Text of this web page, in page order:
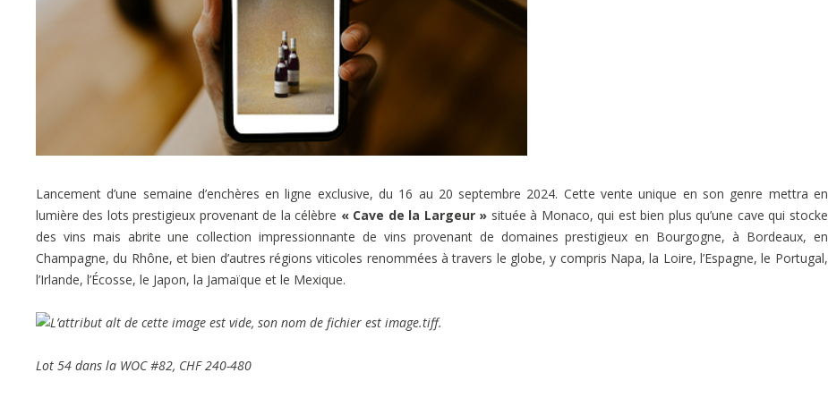
Lancement d’une semaine d’enchères en ligne exclusive, du 16 au 20 septembre 2024. Cette vente unique en son genre mettra en
lumière des lots prestigieux provenant de la célèbre « Cave de la Largeur » située à Monaco, qui est bien plus qu’une cave qui stocke
des vins mais abrite une collection impressionnante de vins provenant de domaines prestigieux en Bourgogne, à Bordeaux, en
Champagne, du Rhône, et bien d’autres régions viticoles renommées à travers le globe, y compris Napa, la Loire, l’Espagne, le Portugal,
l’Irlande, l’Écosse, le Japon, la Jamaïque et le Mexique.
Lot 54 dans la WOC #82, CHF 240-480